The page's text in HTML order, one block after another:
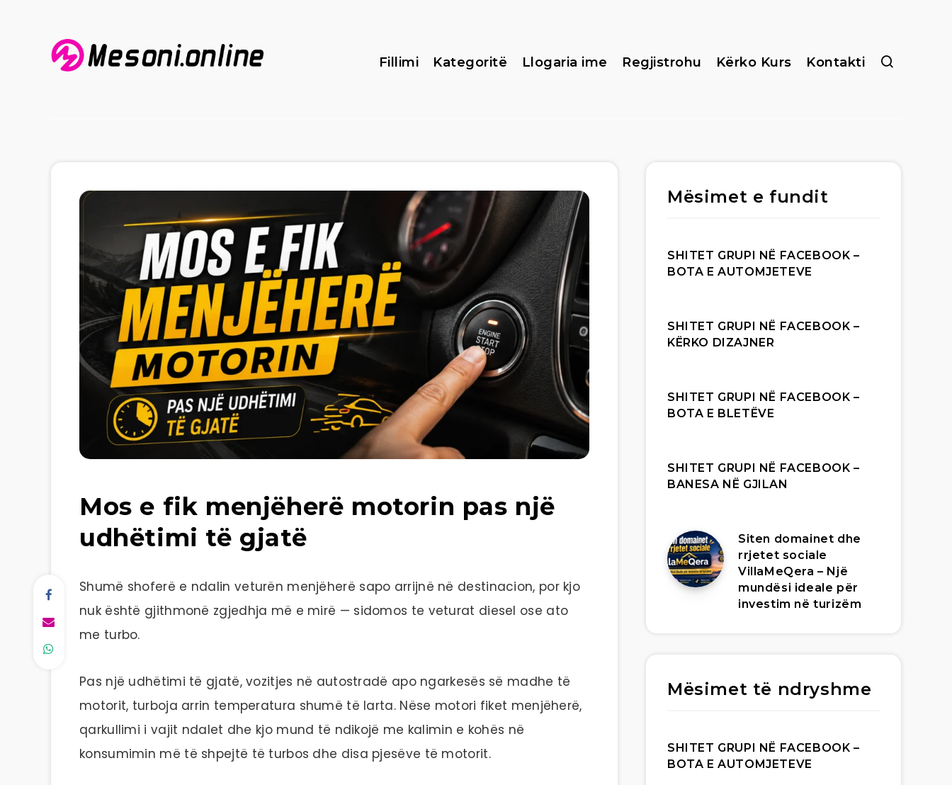
Fillimi Kategoritë Llogaria ime Regjistrohu Kërko Kurs Kontakti
Mos e fik menjëherë motorin pas një
udhëtimi të gjatë
Shumë shoferë e ndalin veturën menjëherë sapo arrijnë në destinacion, por kjo
nuk është gjithmonë zgjedhja më e mirë — sidomos te veturat diesel ose ato
me turbo.
Pas një udhëtimi të gjatë, vozitjes në autostradë apo ngarkesës së madhe të
motorit, turboja arrin temperatura shumë të larta. Nëse motori fiket menjëherë,
qarkullimi i vajit ndalet dhe kjo mund të ndikojë me kalimin e kohës në
konsumimin më të shpejtë të turbos dhe disa pjesëve të motorit.
Mësimet e fundit
SHITET GRUPI NË FACEBOOK –
BOTA E AUTOMJETEVE
SHITET GRUPI NË FACEBOOK –
KËRKO DIZAJNER
SHITET GRUPI NË FACEBOOK –
BOTA E BLETËVE
SHITET GRUPI NË FACEBOOK –
BANESA NË GJILAN
Siten domainet dhe
rrjetet sociale
VillaMeQera – Një
mundësi ideale për
investim në turizëm
Mësimet të ndryshme
SHITET GRUPI NË FACEBOOK –
BOTA E AUTOMJETEVE